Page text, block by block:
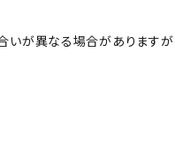
いが異なる場合がありますが